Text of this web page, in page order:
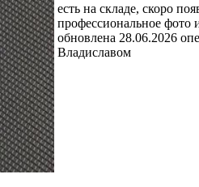
есть на складе, скоро
профессиональное фото
обновлена 28.06.2026
Владиславом